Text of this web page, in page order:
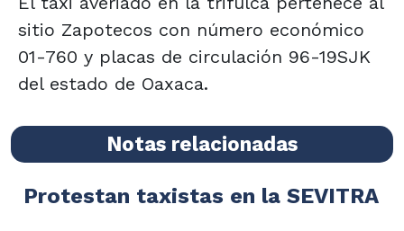
sitio Zapotecos con número económico
01-760 y placas de circulación 96-19SJK
del estado de Oaxaca.
Notas relacionadas
Protestan taxistas en la SEVITRA